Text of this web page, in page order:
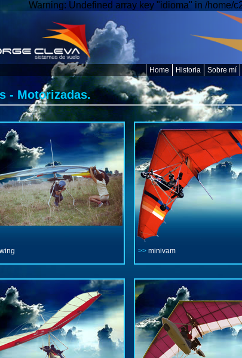
Warning: Undefined array key "idioma" in /home/
Sobre mí
Historia
Home
- Motorizadas.
>> minivam